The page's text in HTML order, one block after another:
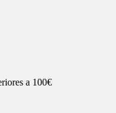
a 100€